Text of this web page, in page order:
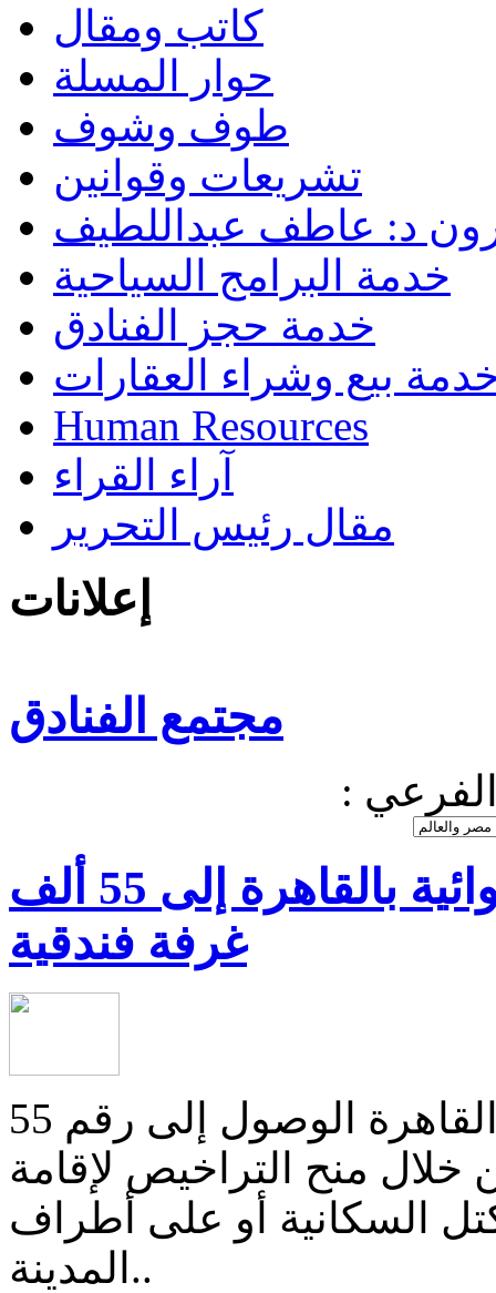
كاتب ومقال
حوار المسلة
طوف وشوف
تشريعات وقوانين
د: عاطف عبداللطيف
خدمة البرامج السياحية
خدمة حجز الفنادق
بيع وشراء العقارات
Human Resources
آراء القراء
مقال رئيس التحرير
إعلانات
مجتمع الفنادق
مساعى لزيادة الطاقة الإيوائية بالقاهرة إلى 55 ألف
غرفة فندقية
تسعى وزارة الإسكان ومحافظة القاهرة الوصول إلى رقم 55
منح التراخيص لإقامة
السكانية أو على أطراف
المدينة..